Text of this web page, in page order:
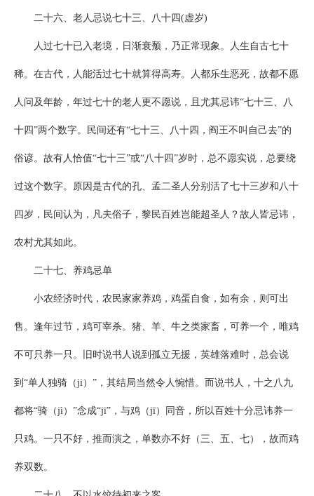
二十六、老人忌说七十三、八十四(虚岁)
人过七十已入老境，日渐衰颓，乃正常现象。人生自古七十
稀。在古代，人能活过七十就算得高寿。人都乐生恶死，故都不愿
人问及年龄，年过七十的老人更不愿说，且尤其忌讳“七十三、八
十四”两个数字。民间还有“七十三、八十四，阎王不叫自己去”的
俗谚。故有人恰值“七十三”或“八十四”岁时，总不愿实说，总要绕
过这个数字。原因是古代的孔、孟二圣人分别活了七十三岁和八十
四岁，民间认为，凡夫俗子，黎民百姓岂能超圣人？故人皆忌讳，
农村尤其如此。
二十七、养鸡忌单
小农经济时代，农民家家养鸡，鸡蛋自食，如有余，则可出
售。逢年过节，鸡可宰杀。猪、羊、牛之类家畜，可养一个，唯鸡
不可只养一只。旧时说书人说到孤立无援，英雄落难时，总会说
到“单人独骑（ji）”，其结局当然令人惋惜。而说书人，十之八九
都将“骑（jì）”念成“jī”，与鸡（jī）同音，所以百姓十分忌讳养一
只鸡。一只不好，推而演之，单数亦不好（三、五、七），故而鸡
养双数。